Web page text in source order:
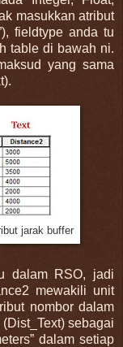
masukkan atribut
fieldtype anda tu
table di bawah ni.
yang sama
jarak buffer
dalam RSO, jadi
mewakili unit
nombor dalam
sebagai
dalam setiap